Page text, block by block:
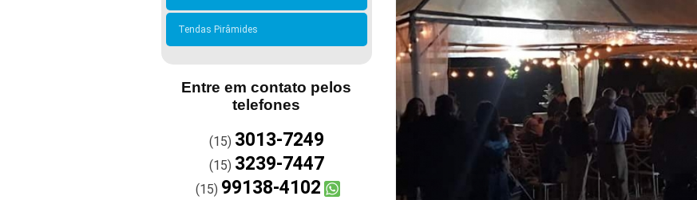
Tendas Pirâmides
Entre em contato pelos
telefones
(15) 3013-7249
(15) 3239-7447
(15) 99138-4102